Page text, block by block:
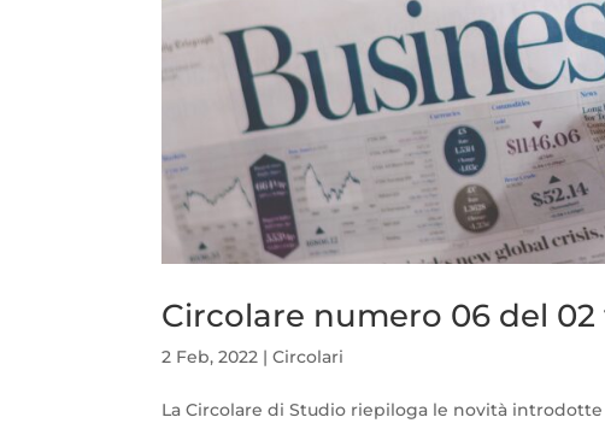
Circolare numero 06 del 02
2 Feb, 2022 |Circolari
La Circolare di Studio riepiloga le novità